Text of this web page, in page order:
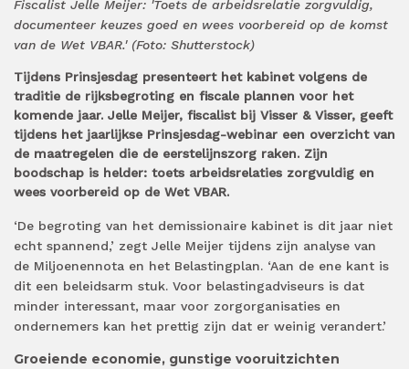
Fiscalist Jelle Meijer: 'Toets de arbeidsrelatie zorgvuldig,
documenteer keuzes goed en wees voorbereid op de komst
van de Wet VBAR.' (Foto: Shutterstock)
Tijdens Prinsjesdag presenteert het kabinet volgens de
traditie de rijksbegroting en fiscale plannen voor het
komende jaar. Jelle Meijer, fiscalist bij Visser & Visser, geeft
tijdens het jaarlijkse Prinsjesdag-webinar een overzicht van
de maatregelen die de eerstelijnszorg raken. Zijn
boodschap is helder: toets arbeidsrelaties zorgvuldig en
wees voorbereid op de Wet VBAR.
‘De begroting van het demissionaire kabinet is dit jaar niet
echt spannend,’ zegt Jelle Meijer tijdens zijn analyse van
de Miljoenennota en het Belastingplan. ‘Aan de ene kant is
dit een beleidsarm stuk. Voor belastingadviseurs is dat
minder interessant, maar voor zorgorganisaties en
ondernemers kan het prettig zijn dat er weinig verandert.’
Groeiende economie, gunstige vooruitzichten